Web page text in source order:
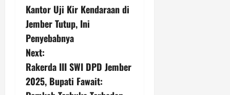
o
s
t
n
Kantor Uji Kir Kendaraan di
Jember Tutup, Ini
Penyebabnya
Next:
Rakerda III SWI DPD Jember
2025, Bupati Fawait: